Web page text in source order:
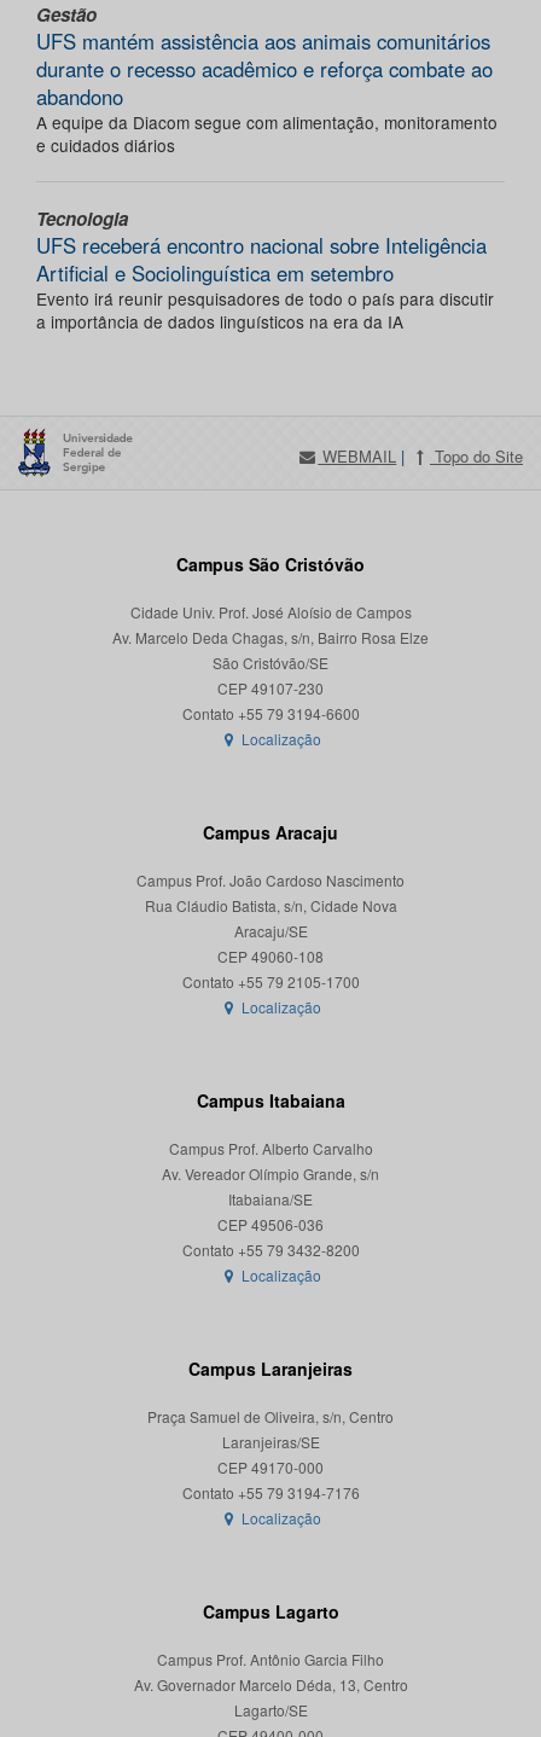
Gestão
UFS mantém assistência aos animais comunitários
durante o recesso acadêmico e reforça combate ao
abandono
A equipe da Diacom segue com alimentação, monitoramento
e cuidados diários
Tecnologia
UFS receberá encontro nacional sobre Inteligência
Artificial e Sociolinguística em setembro
Evento irá reunir pesquisadores de todo o país para discutir
a importância de dados linguísticos na era da IA
WEBMAIL | Topo do Site
Campus São Cristóvão
Cidade Univ. Prof. José Aloísio de Campos
Av. Marcelo Deda Chagas, s/n, Bairro Rosa Elze
São Cristóvão/SE
CEP 49107-230
Localização
Campus Aracaju
Campus Prof. João Cardoso Nascimento
Rua Cláudio Batista, s/n, Cidade Nova
Aracaju/SE
CEP 49060-108
Localização
Campus Itabaiana
Campus Prof. Alberto Carvalho
Av. Vereador Olímpio Grande, s/n
Itabaiana/SE
CEP 49506-036
Localização
Campus Laranjeiras
Praça Samuel de Oliveira, s/n, Centro
Laranjeiras/SE
CEP 49170-000
Localização
Campus Lagarto
Campus Prof. Antônio Garcia Filho
Av. Governador Marcelo Déda, 13, Centro
Lagarto/SE